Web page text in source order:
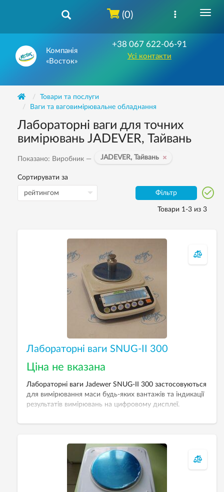
Компанія
«Восток»
+38 067 622-06-91
Усі контакти
(0)
Товари та послуги
Ваги та ваговимірювальне обладнання
Лабораторні ваги для точних
вимірювань JADEVER, Тайвань
Показано: Виробник — JADEVER, Тайвань
Сортирувати за
Фільтр
Товари 1-3 из 3
Лабораторні ваги SNUG-II 300
Ціна не вказана
Лабораторні ваги Jadewer SNUG-II 300 застосовуються
для вимірювання маси будь-яких вантажів та індикації
результатів вимірювань на цифровому дисплеї.
ломбардах, ювелірних майстернях.